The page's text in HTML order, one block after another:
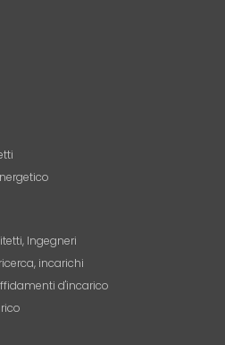
Ingegneri
incarichi
d'incarico